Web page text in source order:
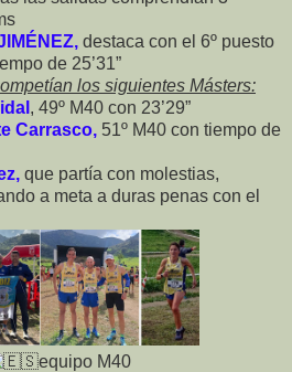
destaca con el 6º puesto
de 25’31”
los siguientes Másters:
, 49º M40 con 23’29”
Carrasco, 51º M40 con tiempo de
que partía con molestias,
a meta a duras penas con el
equipo M40